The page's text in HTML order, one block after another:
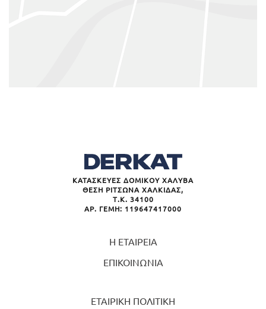
ΚΑΤΑΣΚΕΥΕΣ ΔΟΜΙΚΟΥ ΧΑΛΥΒΑ
ΘΕΣΗ ΡΙΤΣΩΝΑ ΧΑΛΚΙΔΑΣ,
Τ.Κ. 34100
ΑΡ. ΓΕΜΗ: 119647417000
Η ΕΤΑΙΡΕΙΑ
ΕΠΙΚΟΙΝΩΝΙΑ
ΕΤΑΙΡΙΚΗ ΠΟΛΙΤΙΚΗ